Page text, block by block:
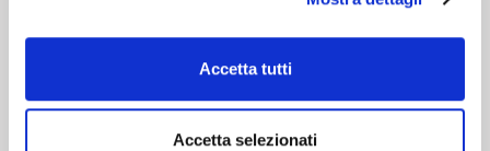
Accetta tutti
Accetta selezionati
Le nostre certificazioni -Maggiori dettagli